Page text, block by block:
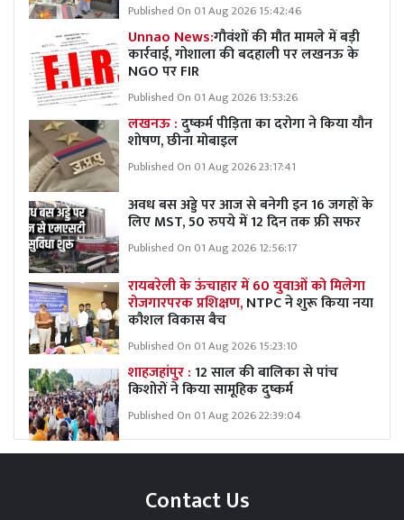
Published On 01 Aug 2026 15:42:46
Unnao News:गौवंशों की मौत मामले में बड़ी
कार्रवाई, गोशाला की बदहाली पर लखनऊ के
NGO पर FIR
Published On 01 Aug 2026 13:53:26
लखनऊ :दुष्कर्म पीड़िता का दरोगा ने किया यौन
शोषण, छीना मोबाइल
Published On 01 Aug 2026 23:17:41
अवध बस अड्डे पर आज से बनेगी इन 16 जगहों के
लिए MST, 50 रुपये में 12 दिन तक फ्री सफर
Published On 01 Aug 2026 12:56:17
रायबरेली के ऊंचाहार में 60 युवाओं को मिलेगा
रोजगारपरक प्रशिक्षण,NTPC ने शुरू किया नया
कौशल विकास बैच
Published On 01 Aug 2026 15:23:10
शाहजहांपुर :12 साल की बालिका से पांच
किशोरों ने किया सामूहिक दुष्कर्म
Published On 01 Aug 2026 22:39:04
Contact Us